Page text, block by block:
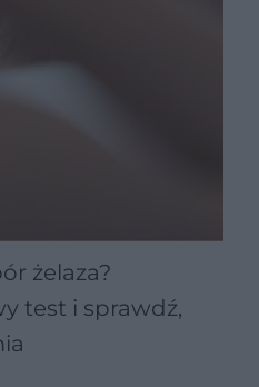
żelaza?
test i sprawdź,